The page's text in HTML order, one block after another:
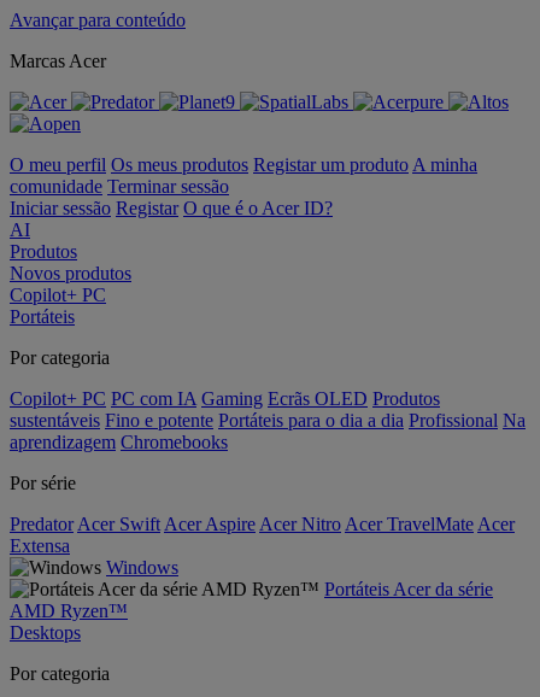
Avançar para conteúdo
Marcas Acer
O meu perfil Os meus produtos Registar um produto A minha
comunidade Terminar sessão
Iniciar sessão Registar O que é o Acer ID?
AI
Produtos
Novos produtos
Copilot+ PC
Portáteis
Por categoria
Copilot+ PC PC com IA Gaming Ecrãs OLED Produtos
sustentáveis Fino e potente Portáteis para o dia a dia Profissional Na
aprendizagem Chromebooks
Por série
Predator Acer Swift Acer Aspire Acer Nitro Acer TravelMate Acer
Extensa
Windows
Portáteis Acer da série
AMD Ryzen™
Desktops
Por categoria